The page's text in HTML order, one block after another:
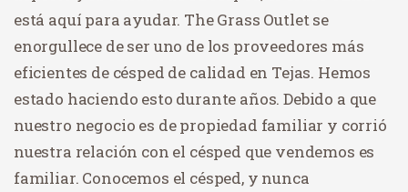
está aquí para ayudar. The Grass Outlet se
enorgullece de ser uno de los proveedores más
eficientes de césped de calidad en Tejas. Hemos
estado haciendo esto durante años. Debido a que
nuestro negocio es de propiedad familiar y corrió
nuestra relación con el césped que vendemos es
familiar. Conocemos el césped, y nunca